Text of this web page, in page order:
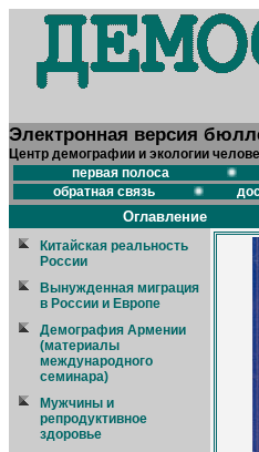
Электронная версия
Центр демографии и экологии
первая полоса
обратная связь
Оглавление
Китайская реальность
России
Вынужденная миграция
в России и Европе
Демография Армении
(материалы
международного
семинара)
Мужчины и
репродуктивное
здоровье